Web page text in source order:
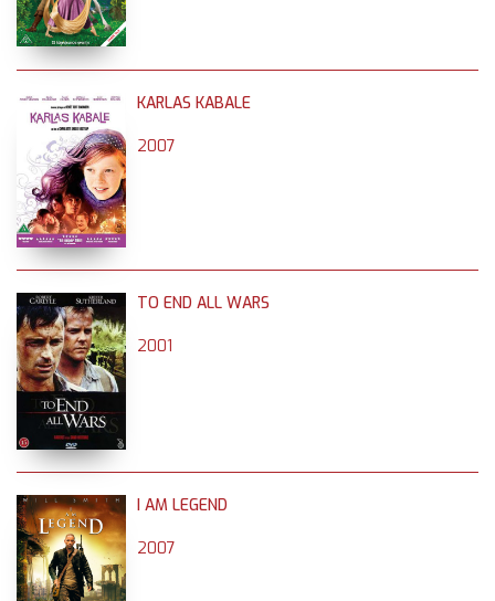
KARLAS KABALE
2007
TO END ALL WARS
2001
I AM LEGEND
2007